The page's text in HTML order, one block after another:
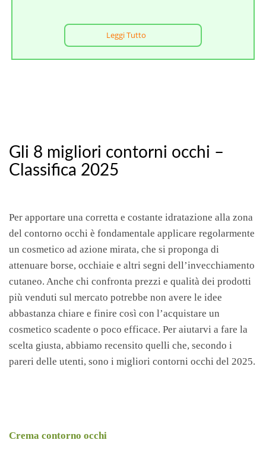
Leggi Tutto
Gli 8 migliori contorni occhi –
Classifica 2025
Per apportare una corretta e costante idratazione alla zona
del contorno occhi è fondamentale applicare regolarmente
un cosmetico ad azione mirata, che si proponga di
attenuare borse, occhiaie e altri segni dell’invecchiamento
cutaneo. Anche chi confronta prezzi e qualità dei prodotti
più venduti sul mercato potrebbe non avere le idee
abbastanza chiare e finire così con l’acquistare un
cosmetico scadente o poco efficace. Per aiutarvi a fare la
scelta giusta, abbiamo recensito quelli che, secondo i
pareri delle utenti, sono i migliori contorni occhi del 2025.
Crema contorno occhi